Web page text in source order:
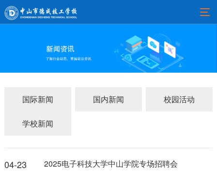
国际新闻 国内新闻 校园活动
学校新闻
04-23 2025电子科技大学中山学院专场招聘会